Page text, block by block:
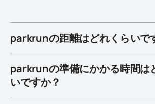
parkrunの距離はどれくらいで
parkrunの準備にかかる時間は
いですか？